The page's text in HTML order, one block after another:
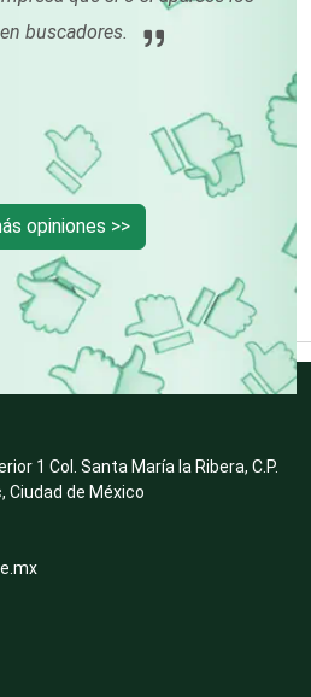
buscadores.
opiniones >>
1 Col. Santa María la Ribera, C.P.
Ciudad de México